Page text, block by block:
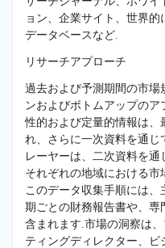
ョン、企業サイト、世界
データベースなど.
リサーチアプローチ
過去および予測期間の市場
ンおよびボトムアップの
性的および定量的情報は、
れ、さらに一次資料を通
レーヤーは、二次資料を通
それぞれの地域における市
このデータ収集手順には
期ごとの財務報告書や、
含まれます.市場の洞察は
ティングディレクター、ビ